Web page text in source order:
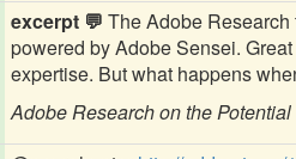
excerpt 💬 The Adobe
powered by Adobe Sensei.
expertise. But what happens
Adobe Research on the